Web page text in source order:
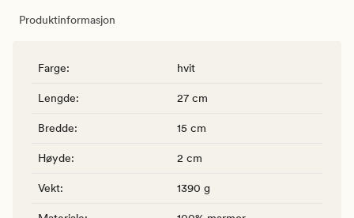
Produktinformasjon
Farge: hvit
Lengde: 27 cm
Bredde: 15 cm
Høyde: 2 cm
Vekt: 1390 g